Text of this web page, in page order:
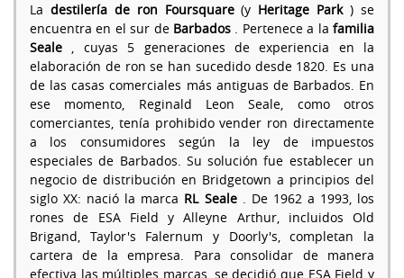
La destilería de ron Foursquare(y Heritage Park) se
encuentra en el sur de Barbados . Pertenece a la familia
Seale , cuyas 5 generaciones de experiencia en la
elaboración de ron se han sucedido desde 1820. Es una
de las casas comerciales más antiguas de Barbados. En
ese momento, Reginald Leon Seale, como otros
comerciantes, tenía prohibido vender ron directamente
a los consumidores según la ley de impuestos
especiales de Barbados. Su solución fue establecer un
negocio de distribución en Bridgetown a principios del
siglo XX: nació la marca RL Seale. De 1962 a 1993, los
rones de ESA Field y Alleyne Arthur, incluidos Old
Brigand, Taylor's Falernum y Doorly's, completan la
cartera de la empresa. Para consolidar de manera
efectiva las múltiples marcas, se decidió que ESA Field y